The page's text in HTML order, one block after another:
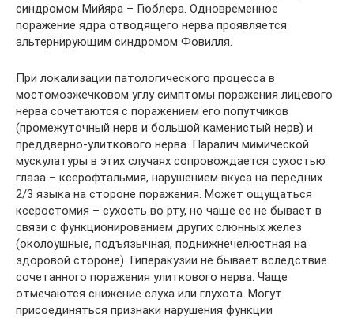
синдромом Мийяра – Гюблера. Одновременное
поражение ядра отводящего нерва проявляется
альтернирующим синдромом Фовилля.
При локализации патологического процесса в
мостомозжечковом углу симптомы поражения лицевого
нерва сочетаются с поражением его попутчиков
(промежуточный нерв и большой каменистый нерв) и
преддверно-улиткового нерва. Паралич мимической
мускулатуры в этих случаях сопровождается сухостью
глаза – ксерофтальмия, нарушением вкуса на передних
2/3 языка на стороне поражения. Может ощущаться
ксеростомия – сухость во рту, но чаще ее не бывает в
связи с функционированием других слюнных желез
(околоушные, подъязычная, поднижнечелюстная на
здоровой стороне). Гиперакузии не бывает вследствие
сочетанного поражения улиткового нерва. Чаще
отмечаются снижение слуха или глухота. Могут
присоединяться признаки нарушения функции